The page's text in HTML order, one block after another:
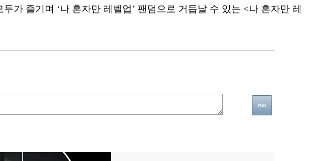
가 즐기며 ‘나 혼자만 레벨업’ 팬덤으로 거듭날 수 있는 <나 혼자만 레